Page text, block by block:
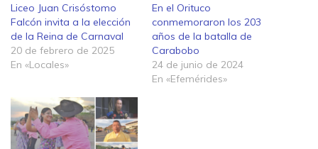
Liceo Juan Crisóstomo
Falcón invita a la elección
de la Reina de Carnaval
20 de febrero de 2025
En «Locales»
En el Orituco
conmemoraron los 203
años de la batalla de
Carabobo
24 de junio de 2024
En «Efemérides»